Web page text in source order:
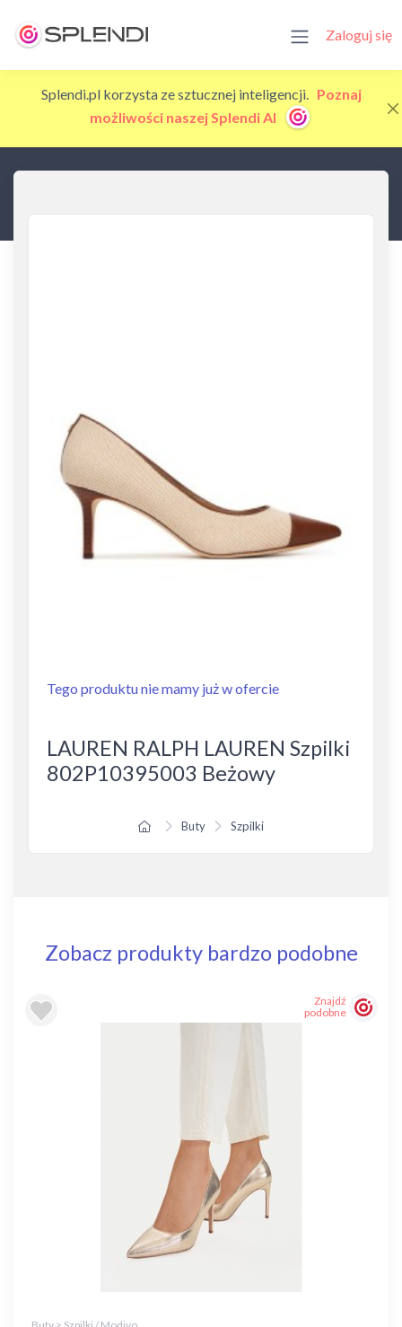
Zaloguj się
Splendi.pl korzysta ze sztucznej inteligencji. Poznaj
możliwości naszej Splendi AI
Tego produktu nie mamy już w ofercie
LAUREN RALPH LAUREN Szpilki
802P10395003 Beżowy
Buty Szpilki
Zobacz produkty bardzo podobne
Znajdź
podobne